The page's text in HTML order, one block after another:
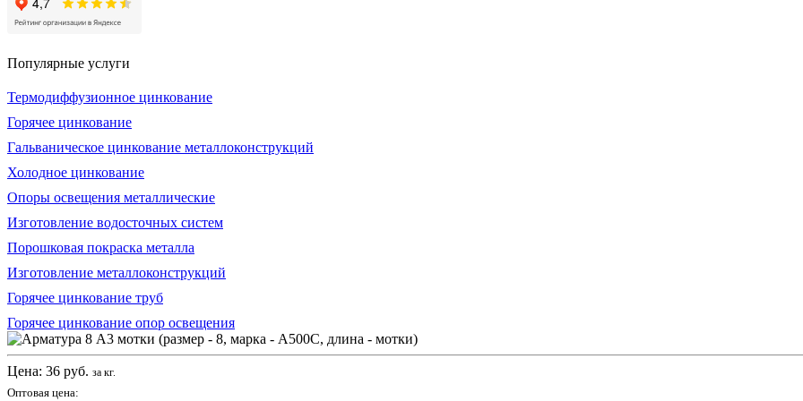
Популярные услуги
Термодиффузионное цинкование
Горячее цинкование
Гальваническое цинкование металлоконструкций
Холодное цинкование
Опоры освещения металлические
Изготовление водосточных систем
Порошковая покраска металла
Изготовление металлоконструкций
Горячее цинкование труб
Горячее цинкование опор освещения
Цена: 36 руб. за кг.
Оптовая цена: